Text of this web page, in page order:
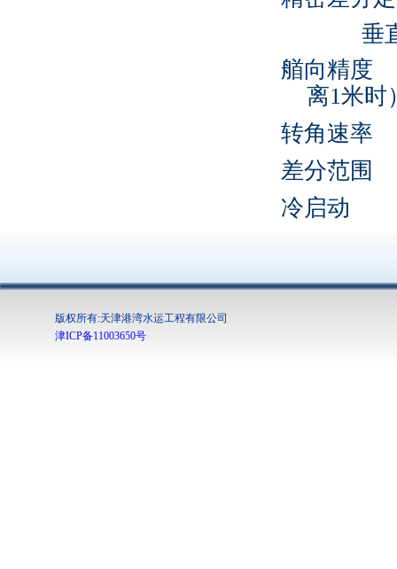
垂直
艏向精度
离1米时
转角速率
差分范围
冷启动
版权所有:天津港湾水运工程有限公司
津ICP备11003650号